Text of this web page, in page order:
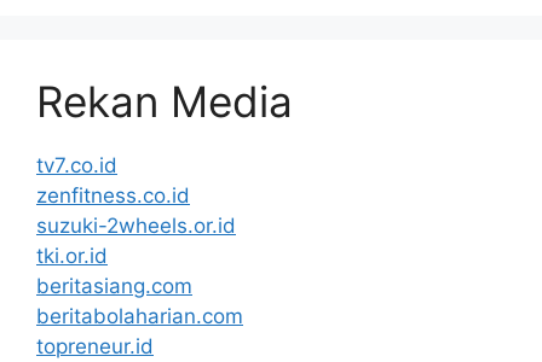
Rekan Media
tv7.co.id
zenfitness.co.id
suzuki-2wheels.or.id
tki.or.id
beritasiang.com
beritabolaharian.com
topreneur.id